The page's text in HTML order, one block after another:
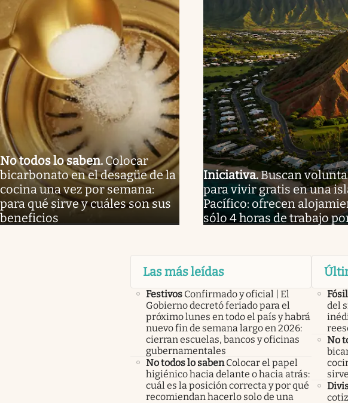
No todos lo saben. Colocar
bicarbonato en el desagüe de la
cocina una vez por semana:
para qué sirve y cuáles son sus
beneficios
Iniciativa.Buscan
para vivir gratis en una
Pacífico: ofrecen
sólo 4 horas de trabajo
Las más leídas
Festivos Confirmado y oficial | El
Gobierno decretó feriado para el
próximo lunes en todo el país y habrá
nuevo fin de semana largo en 2026:
cierran escuelas, bancos y oficinas
gubernamentales
No todos lo saben Colocar el papel
higiénico hacia delante o hacia atrás:
cuál es la posición correcta y por qué
recomiendan hacerlo solo de una
del
No